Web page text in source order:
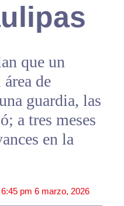
que un
de
guardia, las
a tres meses
en la
6:45 pm 6 marzo, 2026